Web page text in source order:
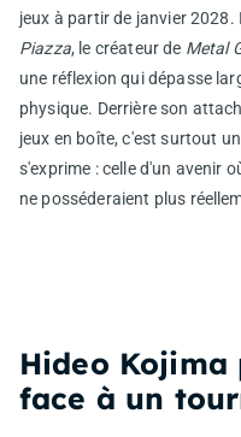
jeux à partir de janvier
Piazza, le créateur de Metal
une réflexion qui dépasse
physique. Derrière son
jeux en boîte, c'est surtout
s'exprime : celle d'un avenir
ne posséderaient plus
Hideo
face à un